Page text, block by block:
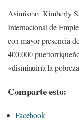
Asimismo, Kimberly
Internacional de
con mayor presencia
400.000
«disminuiría la
Comparte esto:
Facebook